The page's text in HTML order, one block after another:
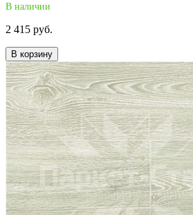
В наличии
2 415 руб.
В корзину